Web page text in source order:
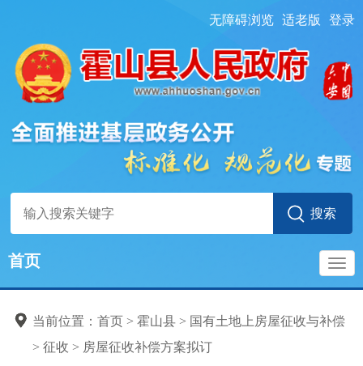
无障碍浏览 适老版 登录
首页
当前位置： 首页 > 霍山县 > 国有土地上房屋征收与补偿
> 征收 > 房屋征收补偿方案拟订